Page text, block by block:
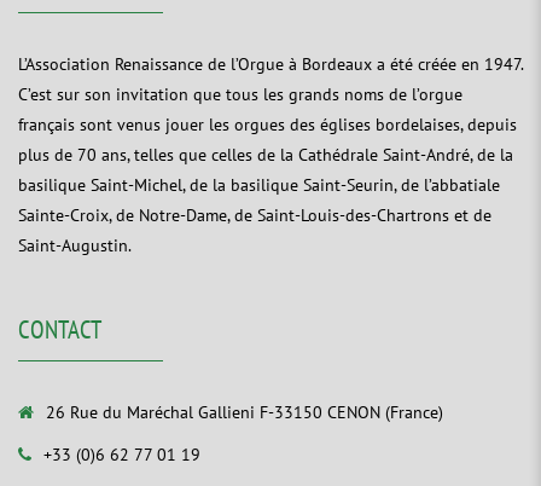
L’Association Renaissance de l’Orgue à Bordeaux a été créée en 1947.
C’est sur son invitation que tous les grands noms de l’orgue
français sont venus jouer les orgues des églises bordelaises, depuis
plus de 70 ans, telles que celles de la Cathédrale Saint-André, de la
basilique Saint-Michel, de la basilique Saint-Seurin, de l’abbatiale
Sainte-Croix, de Notre-Dame, de Saint-Louis-des-Chartrons et de
Saint-Augustin.
CONTACT
26 Rue du Maréchal Gallieni F-33150 CENON (France)
+33 (0)6 62 77 01 19